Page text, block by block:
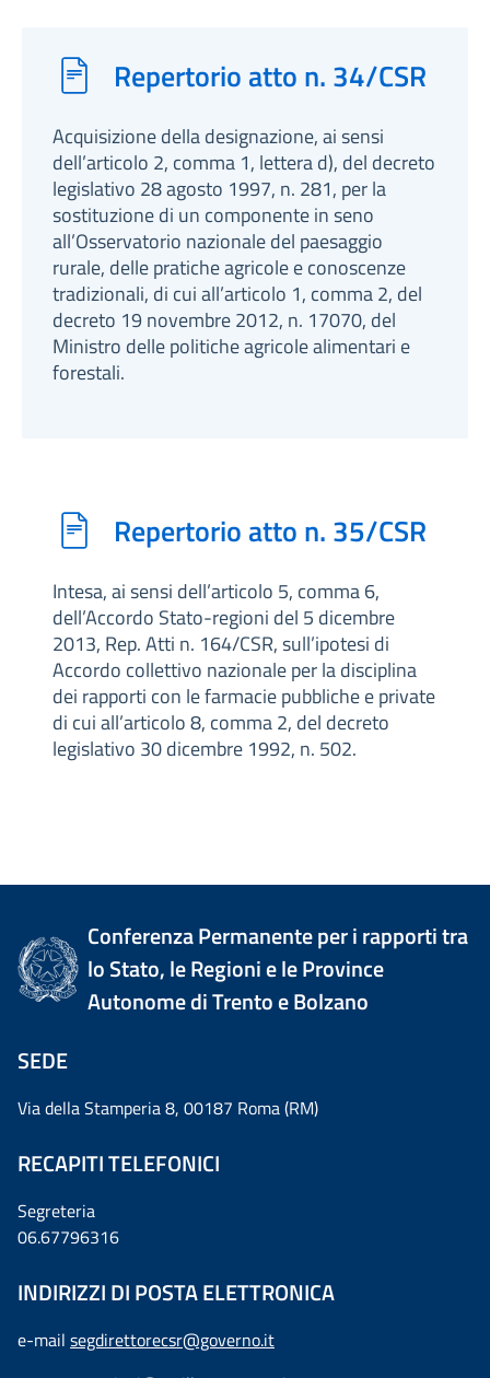
Repertorio atto n. 34/CSR
Acquisizione della designazione, ai sensi
dell’articolo 2, comma 1, lettera d), del decreto
legislativo 28 agosto 1997, n. 281, per la
sostituzione di un componente in seno
all’Osservatorio nazionale del paesaggio
rurale, delle pratiche agricole e conoscenze
tradizionali, di cui all’articolo 1, comma 2, del
decreto 19 novembre 2012, n. 17070, del
Ministro delle politiche agricole alimentari e
forestali.
Repertorio atto n. 35/CSR
Intesa, ai sensi dell’articolo 5, comma 6,
dell’Accordo Stato-regioni del 5 dicembre
2013, Rep. Atti n. 164/CSR, sull’ipotesi di
Accordo collettivo nazionale per la disciplina
dei rapporti con le farmacie pubbliche e private
di cui all’articolo 8, comma 2, del decreto
legislativo 30 dicembre 1992, n. 502.
Conferenza Permanente per i rapporti tra
lo Stato, le Regioni e le Province
Autonome di Trento e Bolzano
SEDE
Via della Stamperia 8, 00187 Roma (RM)
RECAPITI TELEFONICI
Segreteria
06.67796316
INDIRIZZI DI POSTA ELETTRONICA
e-mail segdirettorecsr@governo.it